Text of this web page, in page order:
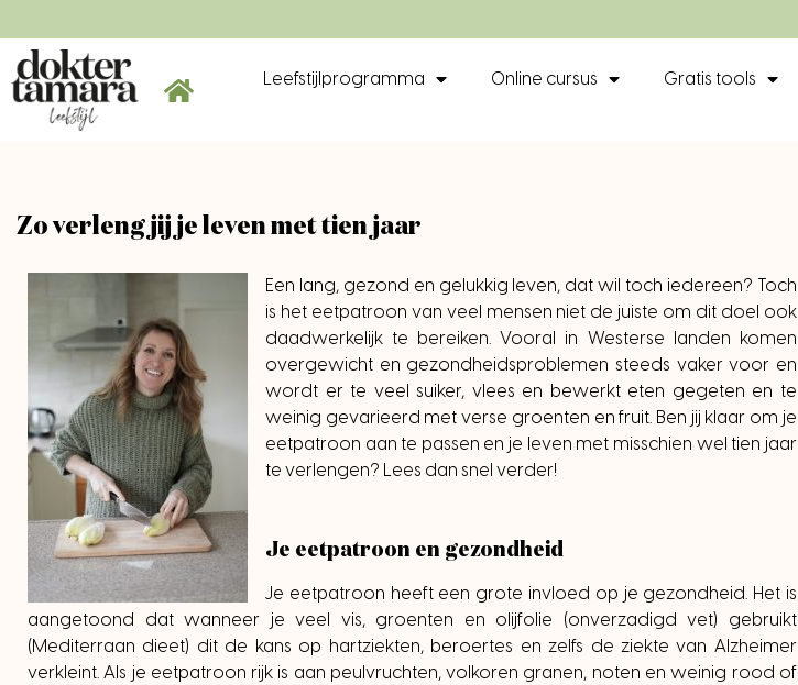
Leefstijlprogramma Online cursus Gratis tools
Zo verleng jij je leven met tien jaar
Een lang, gezond en gelukkig leven, dat wil toch iedereen? Toch
is het eetpatroon van veel mensen niet de juiste om dit doel ook
daadwerkelijk te bereiken. Vooral in Westerse landen komen
overgewicht en gezondheidsproblemen steeds vaker voor en
wordt er te veel suiker, vlees en bewerkt eten gegeten en te
weinig gevarieerd met verse groenten en fruit. Ben jij klaar om je
eetpatroon aan te passen en je leven met misschien wel tien jaar
te verlengen? Lees dan snel verder!
Je eetpatroon en gezondheid
Je eetpatroon heeft een grote invloed op je gezondheid. Het is
aangetoond dat wanneer je veel vis, groenten en olijfolie (onverzadigd vet) gebruikt
(Mediterraan dieet) dit de kans op hartziekten, beroertes en zelfs de ziekte van Alzheimer
verkleint. Als je eetpatroon rijk is aan peulvruchten, volkoren granen, noten en weinig rood of